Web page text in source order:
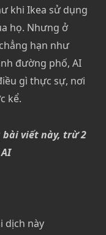
khi Ikea sử dụng
họ. Nhưng ở
hạn như
đường phố, AI
gì thực sự, nơi
kể.
bài viết này, trừ 2
dịch này